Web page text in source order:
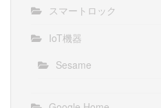
スマートロック
IoT機器
Sesame